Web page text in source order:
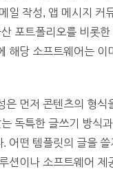
일 작성, 앱 메시지 커
포트폴리오를 비롯
해당 소프트웨어는 이
은 먼저 콘텐츠의 형식
독특한 글쓰기 방식
어떤 템플릿의 글을 쓸
션이나 소프트웨어 제